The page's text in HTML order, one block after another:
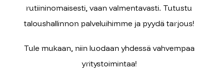
rutiininomaisesti, vaan valmentavasti. Tutustu
taloushallinnon palveluihimme ja pyydä tarjous!
Tule mukaan, niin luodaan yhdessä vahvempaa
yritystoimintaa!